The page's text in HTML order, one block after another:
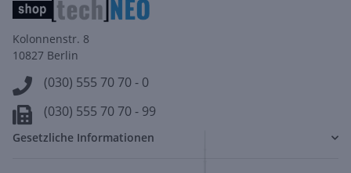
Kolonnenstr. 8
10827 Berlin
(030) 555 70 70 - 0
(030) 555 70 70 - 99
Gesetzliche Informationen